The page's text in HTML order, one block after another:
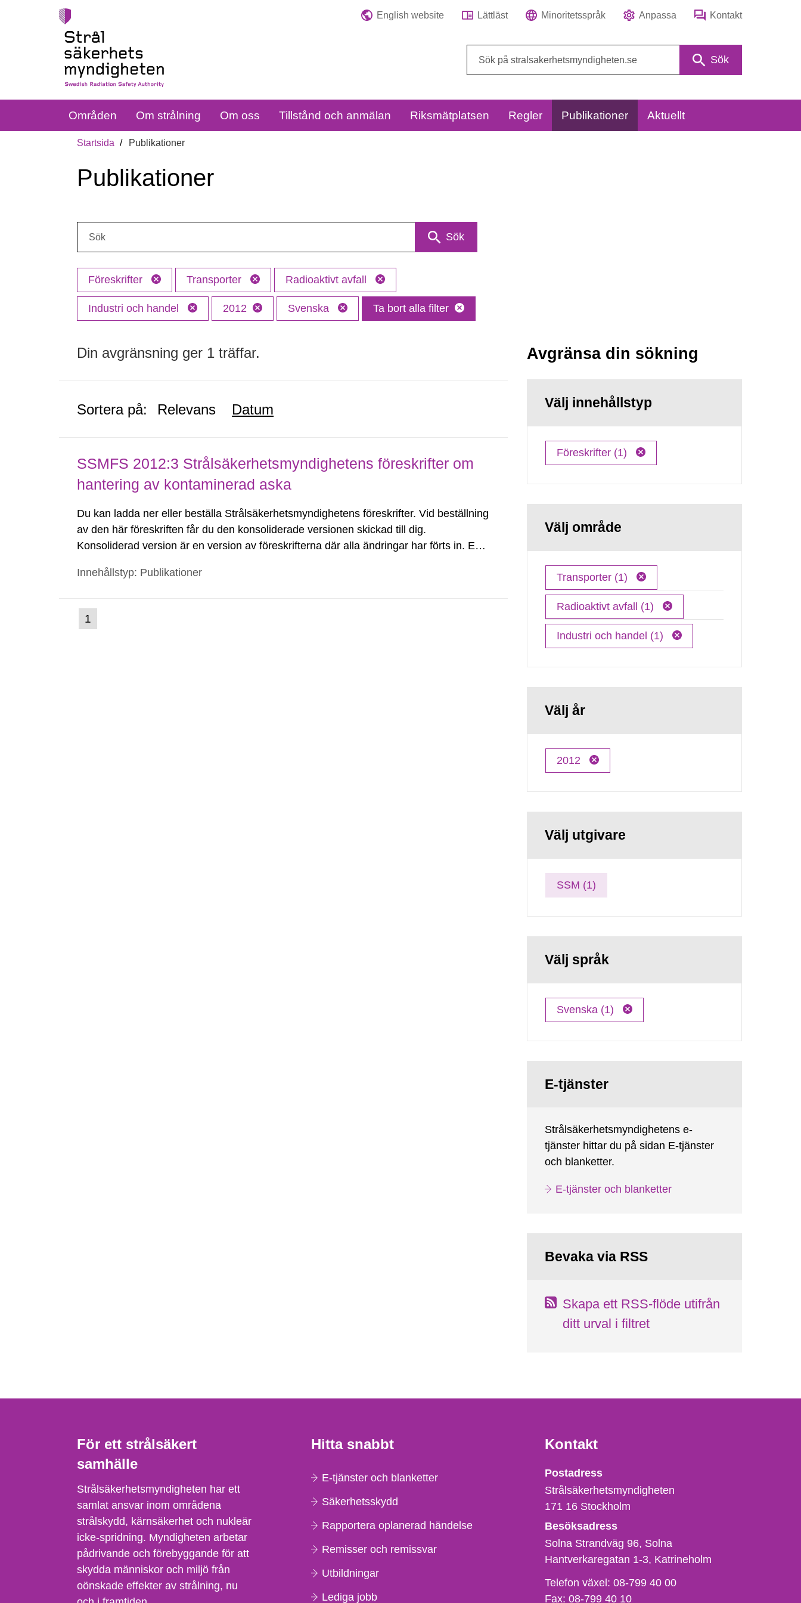
English website Lättläst Minoritetsspråk Anpassa Kontakt
Sök
Områden Om strålning Om oss Tillstånd och anmälan Riksmätplatsen Regler Publikationer Aktuellt
Startsida Publikationer
Publikationer
Sök
Föreskrifter Transporter Radioaktivt avfall
Industri och handel 2012 Svenska Ta bort alla filter
Din avgränsning ger 1 träffar.
Sortera på: Relevans Datum
SSMFS 2012:3 Strålsäkerhetsmyndighetens föreskrifter om
hantering av kontaminerad aska
Du kan ladda ner eller beställa Strålsäkerhetsmyndighetens föreskrifter. Vid beställning
av den här föreskriften får du den konsoliderade versionen skickad till dig.
Konsoliderad version är en version av föreskrifterna där alla ändringar har förts in. En
Innehållstyp: Publikationer
Gå
till
1
Avgränsa din sökning
Välj innehållstyp
Föreskrifter (1)
Välj område
Transporter (1)
Radioaktivt avfall (1)
Industri och handel (1)
Välj år
2012
Välj utgivare
SSM (1)
Välj språk
Svenska (1)
E-tjänster
Strålsäkerhetsmyndighetens e-
tjänster hittar du på sidan E-tjänster
och blanketter.
E-tjänster och blanketter
Bevaka via RSS
Skapa ett RSS-flöde utifrån
ditt urval i filtret
För ett strålsäkert
samhälle
Strålsäkerhetsmyndigheten har ett
samlat ansvar inom områdena
strålskydd, kärnsäkerhet och nukleär
icke-spridning. Myndigheten arbetar
pådrivande och förebyggande för att
skydda människor och miljö från
oönskade effekter av strålning, nu
Hitta snabbt
E-tjänster och blanketter
Säkerhetsskydd
Rapportera oplanerad händelse
Remisser och remissvar
Utbildningar
Lediga jobb
Kontakt
Strålsäkerhetsmyndigheten
Postadress
Strålsäkerhetsmyndigheten
171 16 Stockholm
Besöksadress
Solna Strandväg 96, Solna
Hantverkaregatan 1-3 Katrineholm
Telefon,
fax
Telefon växel:08-799 40 00
Fax:08-799 40 10